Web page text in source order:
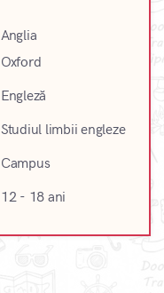
Anglia
Oxford
Engleză
Studiul limbii engleze
Campus
12 - 18 ani